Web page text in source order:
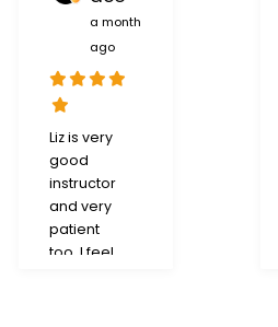
a month
ago
Liz is very
good
instructor
and very
patient
too. I feel